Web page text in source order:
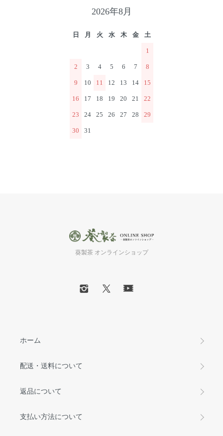
2026年8月
日 月 火 水 木 金 土
1
2 3 4 5 6 7 8
9 10 11 12 13 14 15
16 17 18 19 20 21 22
23 24 25 26 27 28 29
30 31
葵製茶 オンラインショップ
ホーム
配送・送料について
返品について
支払い方法について